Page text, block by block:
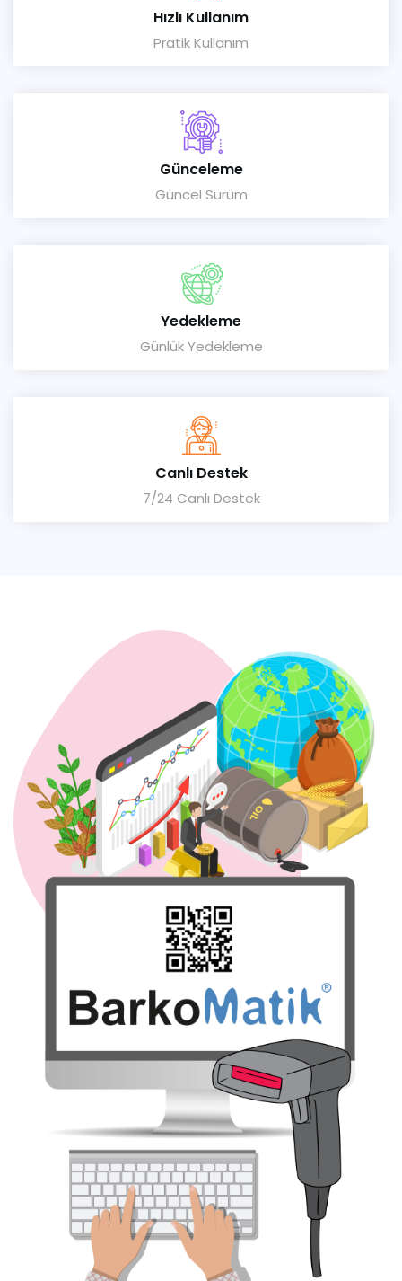
Hızlı Kullanım
Pratik Kullanım
Günceleme
Güncel Sürüm
Yedekleme
Günlük Yedekleme
Canlı Destek
7/24 Canlı Destek